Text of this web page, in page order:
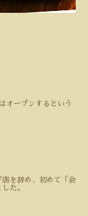
オープンするという
を辞め、初めて「会
た。